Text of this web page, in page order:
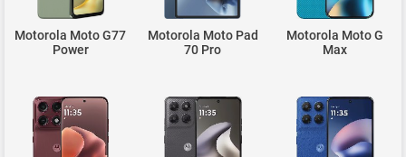
Motorola Moto G77
Power
Motorola Moto Pad
70 Pro
Motorola Moto G
Max